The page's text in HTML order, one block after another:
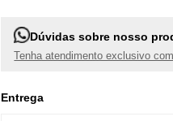
Dúvidas sobre nosso
Tenha atendimento exclusivo
Entrega